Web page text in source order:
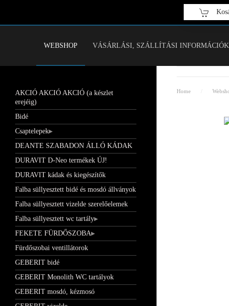
Fő tartalom átugrása
WEBSHOP VÁSÁRLÁSI, SZÁLLÍTÁSI INFORMÁCIÓK
Home
AKCIÓ AKCIÓ AKCIÓ (a készlet
erejéig)
Bidé
Csaptelepek
DEANTE SZABADON ÁLLÓ KÁDAK
DURAVIT D-Neo termékek ÚJ!
DURAVIT kádak és kiegészítők
Falba süllyesztett bidé és mosdó állványok
Falba süllyesztett vizelde szerelőelemek
Falba süllyesztett wc tartály
FEKETE FÜRDŐSZOBA
Fürdőszobai ventillátorok
GEBERIT bidé
GEBERIT Monolith WC tartályok
GEBERIT mosdó, kézmosó